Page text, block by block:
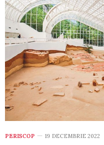
PERISCOP 19 DECEMBRIE 2022